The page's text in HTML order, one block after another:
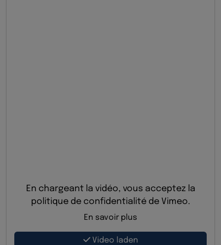
En chargeant la vidéo, vous acceptez la
politique de confidentialité de Vimeo.
En savoir plus
Video laden